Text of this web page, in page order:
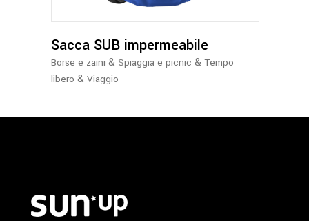
Le
opzioni
possono
essere
Sacca SUB impermeabile
Borse e zaini & Spiaggia e picnic & Tempo
libero & Viaggio